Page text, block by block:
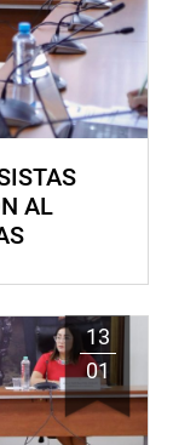
AL
13
01